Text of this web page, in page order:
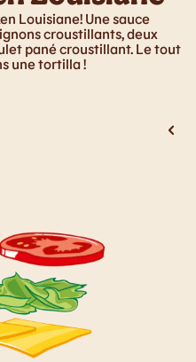
Louisiane! Une sauce
croustillants, deux
pané croustillant. Le tout
une tortilla !